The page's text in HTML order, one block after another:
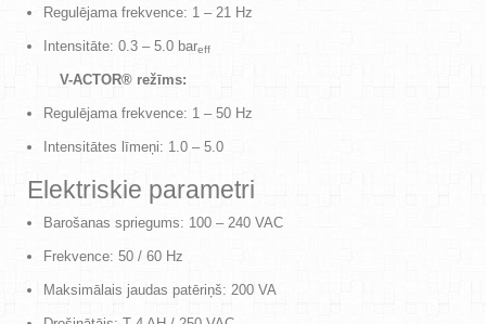
Regulējama frekvence: 1 – 21 Hz
Intensitāte: 0.3 – 5.0 bareff
V-ACTOR® režīms:
Regulējama frekvence: 1 – 50 Hz
Intensitātes līmeņi: 1.0 – 5.0
Elektriskie parametri
Barošanas spriegums: 100 – 240 VAC
Frekvence: 50 / 60 Hz
Maksimālais jaudas patēriņš: 200 VA